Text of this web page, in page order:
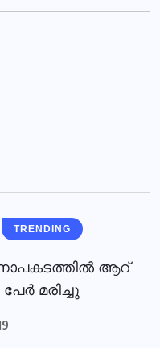
TRENDING
ആറ്
മരിച്ചു